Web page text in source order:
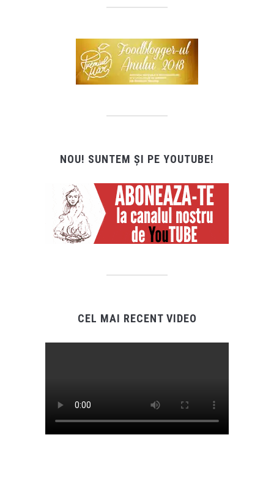
NOU! SUNTEM ȘI PE YOUTUBE!
CEL MAI RECENT VIDEO